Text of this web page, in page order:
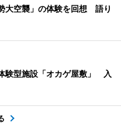
大空襲」の体験を回想 語り
験型施設「オカゲ屋敷」 入